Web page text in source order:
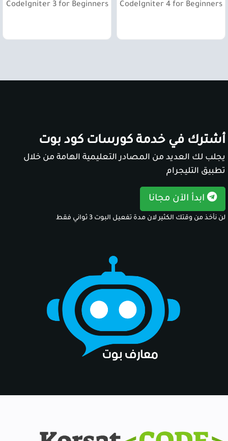
CodeIgniter 4 for Beginners
CodeIgniter 3 for Beginners
أشترك في خدمة كورسات كود بوت
يجلب لك العديد من المصادر التعليمية الهامة من خلال
تطبيق التليجرام
ابدأ الآن مجانا
لن نأخذ من وقتك الكثير لان مدة تفعيل البوت 3 ثواني فقط